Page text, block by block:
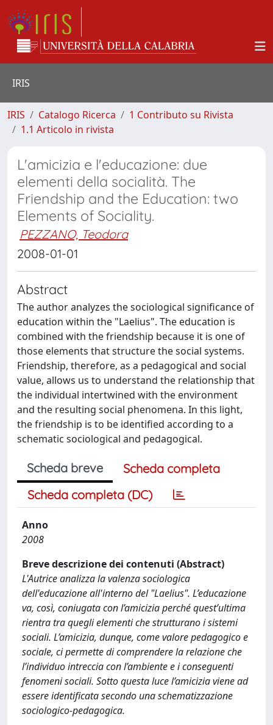
IRIS
IRIS Catalogo Ricerca
1 Contributo su Rivista
1.1 Articolo in rivista
L'amicizia e l'educazione: due
elementi della socialità. The
Friendship and the Education: two
Elements of Sociality.
PEZZANO, Teodora
2008-01-01
Abstract
The author analyzes the sociological significance of
education within the "Laelius". The education is
combined with the friendship because it is one of
those elements that structure the social systems.
Friendship, therefore, as a pedagogical and social
value, allows us to understand the relationship that
the individual intertwined with the environment
and the resulting social phenomena. In this light,
the friendship is to be identified according to a
schematic sociological and pedagogical.
Scheda breve
Scheda completa
Scheda completa (DC)
Anno
2008
Breve descrizione dei contenuti (Abstract)
L'Autrice analizza la valenza sociologica
dell'educazione all'interno del "Laelius". L’educazione
va, così, coniugata con l’amicizia perché quest’ultima
rientra tra quegli elementi che strutturano i sistemi
sociali. L’amicizia, dunque, come valore pedagogico e
sociale, ci permette di comprendere la relazione che
l’individuo intreccia con l’ambiente e i conseguenti
fenomeni sociali. Sotto questa luce l’amicizia viene ad
essere identificata secondo una schematizzazione
sociologico-pedagogica.